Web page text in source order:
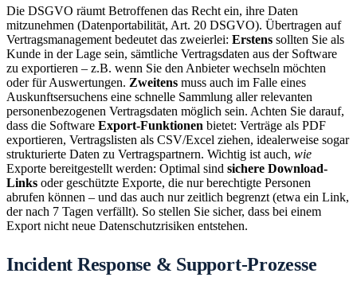
Die DSGVO räumt Betroffenen das Recht ein, ihre Daten
mitzunehmen (Datenportabilität, Art. 20 DSGVO). Übertragen auf
Vertragsmanagement bedeutet das zweierlei: Erstens sollten Sie als
Kunde in der Lage sein, sämtliche Vertragsdaten aus der Software
zu exportieren – z.B. wenn Sie den Anbieter wechseln möchten
oder für Auswertungen. Zweitens muss auch im Falle eines
Auskunftsersuchens eine schnelle Sammlung aller relevanten
personenbezogenen Vertragsdaten möglich sein. Achten Sie darauf,
dass die Software Export-Funktionen bietet: Verträge als PDF
exportieren, Vertragslisten als CSV/Excel ziehen, idealerweise sogar
strukturierte Daten zu Vertragspartnern. Wichtig ist auch, wie
Exporte bereitgestellt werden: Optimal sind sichere Download-
Links oder geschützte Exporte, die nur berechtigte Personen
abrufen können – und das auch nur zeitlich begrenzt (etwa ein Link,
der nach 7 Tagen verfällt). So stellen Sie sicher, dass bei einem
Export nicht neue Datenschutzrisiken entstehen.
Incident Response & Support-Prozesse